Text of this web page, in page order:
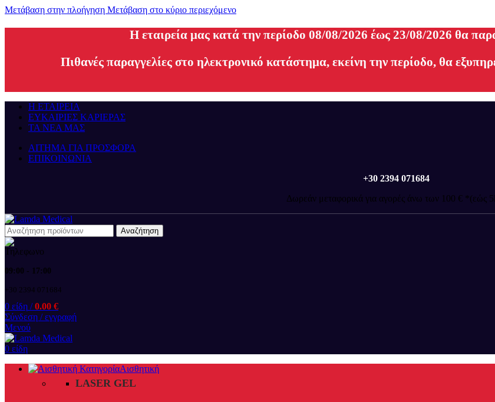
Μετάβαση στην πλοήγηση Μετάβαση στο κύριο περιεχόμενο
H εταιρεία μας κατά την περίοδο 08/08/2026 έως 23/08/2026 θα
Πιθανές παραγγελίες στο ηλεκτρονικό κατάστημα, εκείνη την περίοδο, θα
Η ΕΤΑΙΡΕΙΑ
ΕΥΚΑΙΡΙΕΣ ΚΑΡΙΕΡΑΣ
ΤΑ ΝΕΑ ΜΑΣ
ΑΙΤΗΜΑ ΓΙΑ ΠΡΟΣΦΟΡΑ
ΕΠΙΚΟΙΝΩΝΙΑ
+30 2394 071684
Δωρεάν μεταφορικά για αγορές άνω των 100 € *(εώς
Αναζήτηση
09:00 - 17:00
+30 2394 071684
0 είδη / 0.00 €
Σύνδεση / εγγραφή
Μενού
0 είδη
Αισθητική
LASER GEL